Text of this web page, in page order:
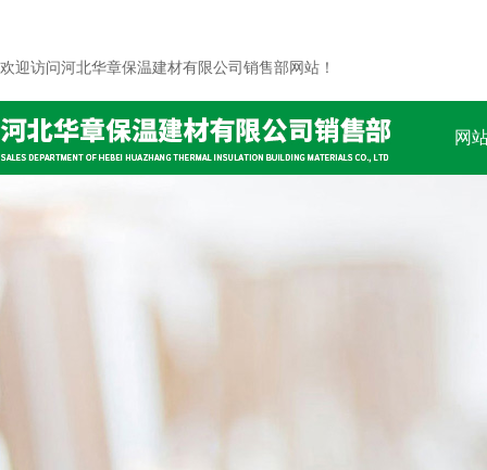
欢迎访问河北华章保温建材有限公司销售部网站！
网